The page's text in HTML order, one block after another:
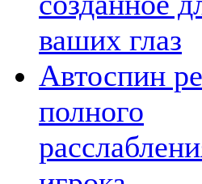
ваших глаз
Автоспин
полного